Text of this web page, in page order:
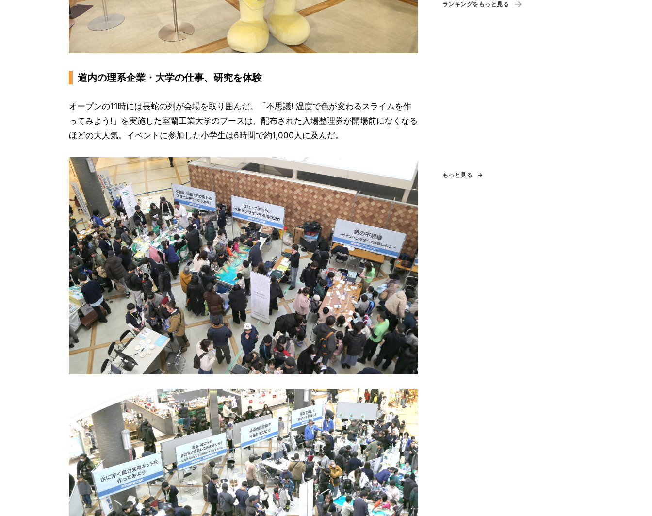
道内の理系企業・大学の仕事、研究を体験
オープンの11時には長蛇の列が会場を取り囲んだ。「不思議! 温度で色が変わるスライムを作
ってみよう!」を実施した室蘭工業大学のブースは、配布された入場整理券が開場前になくなる
ほどの大人気。イベントに参加した小学生は6時間で約1,000人に及んだ。
ランキングをもっと見る
もっと見る